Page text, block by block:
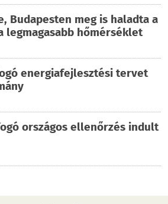
Budapesten meg is haladta a
legmagasabb hőmérséklet
energiafejlesztési tervet
országos ellenőrzés indult